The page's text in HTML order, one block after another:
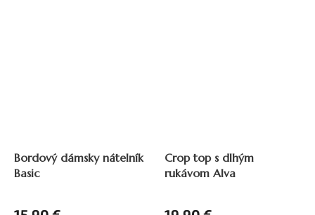
Bordový dámsky nátelník
Basic
Crop top s dlhým
rukávom Alva